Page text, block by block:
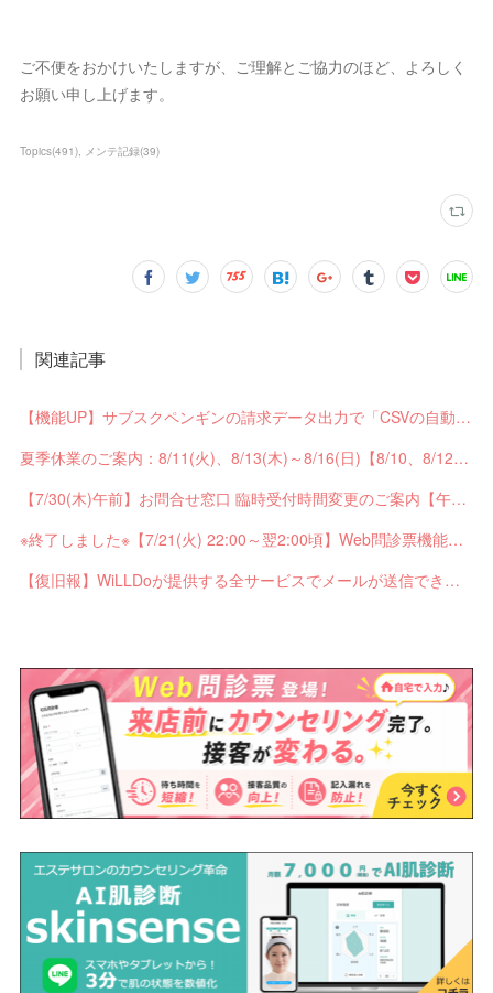
ご不便をおかけいたしますが、ご理解とご協力のほど、よろしく
お願い申し上げます。
Topics(491) メンテ記録(39)
関連記事
【機能UP】サブスクペンギンの請求データ出力で「CSVの自動分割出力」と「出力ステータスの確認」ができるようになりました！
夏季休業のご案内：8/11(火)、8/13(木)～8/16(日)【8/10、8/12は通常営業】
【7/30(木)午前】お問合せ窓口 臨時受付時間変更のご案内【午前の受付9：30～10:59】
※終了しました※【7/21(火) 22:00～翌2:00頃】Web問診票機能がご利用できません【ペンギンカルテ大型メンテナンス】
【復旧報】WiLLDoが提供する全サービスでメールが送信できない不具合が発生していました